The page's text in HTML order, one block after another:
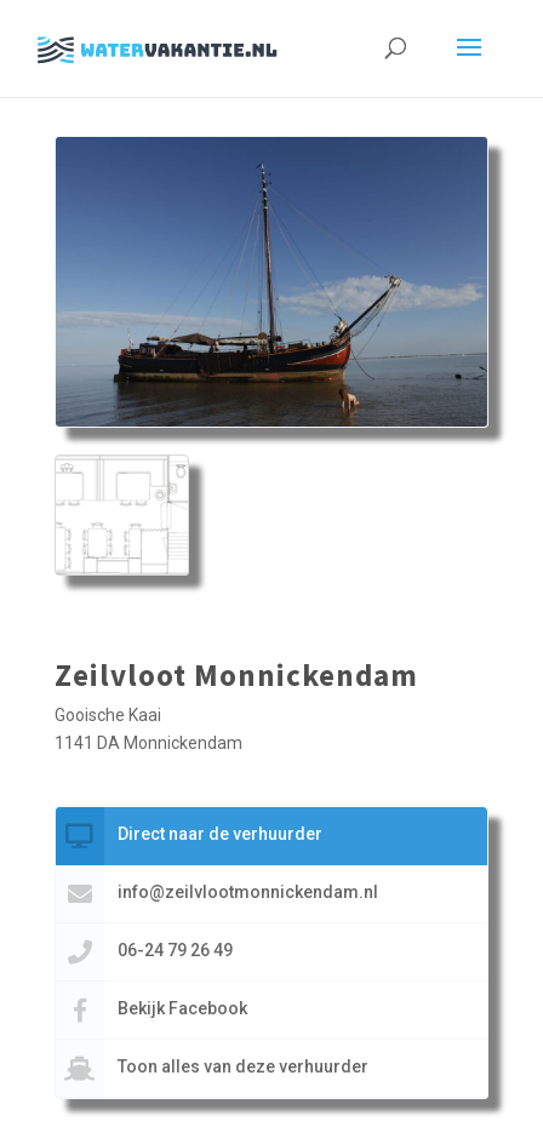
Zoeken
Zeilvloot Monnickendam
Gooische Kaai
1141 DA Monnickendam
Direct naar de verhuurder
info@zeilvlootmonnickendam.nl
06-24 79 26 49
Bekijk Facebook
Toon alles van deze verhuurder